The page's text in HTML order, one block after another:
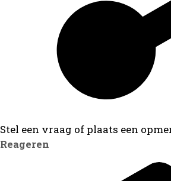
Stel een vraag of plaats een
Reageren